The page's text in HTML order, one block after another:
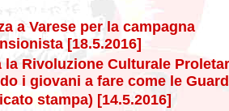
a Varese per la campagna
[18.5.2016]
la Rivoluzione Culturale
i giovani a fare come le
stampa) [14.5.2016]